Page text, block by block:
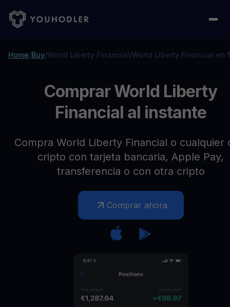
Home/Buy/World Liberty Financial/World Liberty Financial en
Comprar World Liberty
Financial al instante
Compra World Liberty Financial o cualquier
cripto con tarjeta bancaria, Apple Pay,
transferencia o con otra cripto
Comprar ahora